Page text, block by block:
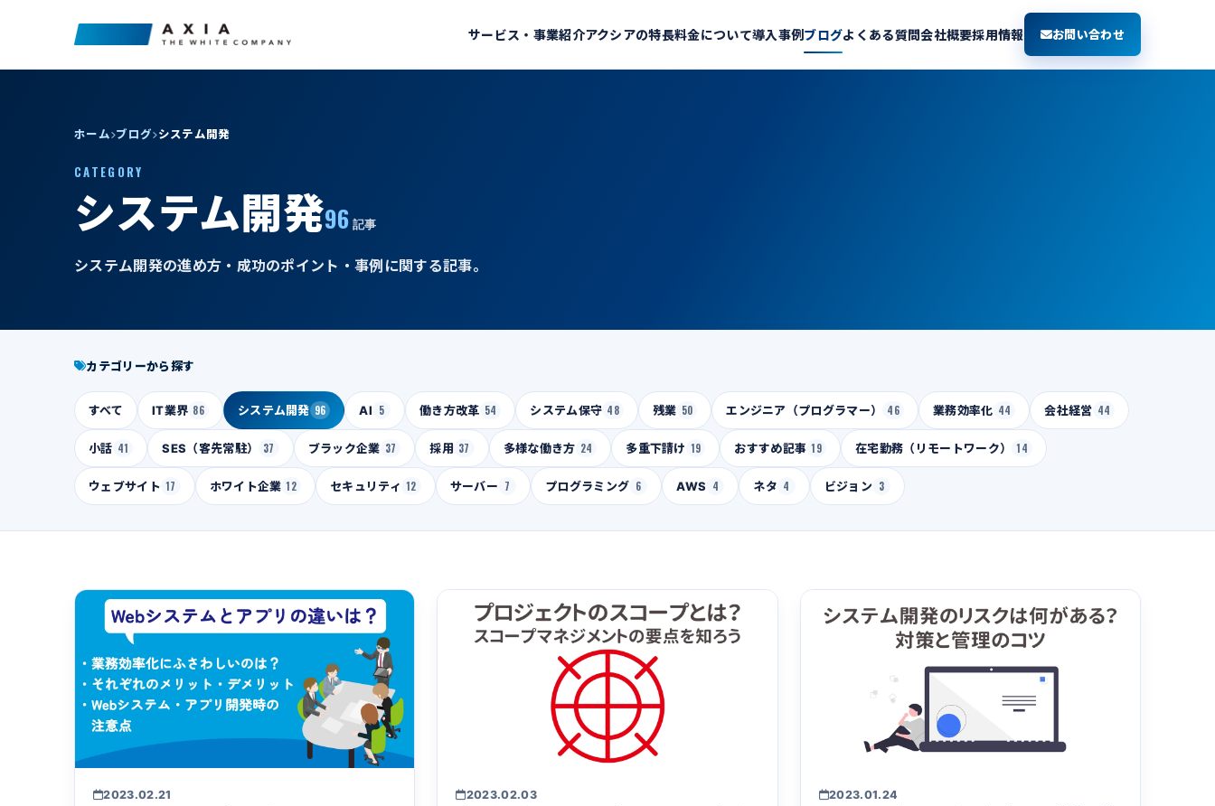
サービス・事業紹介アクシアの特長料金について導入事例 ブログよくある質問会社概要採用情報 お問い合わせ
ホーム ブログ システム開発
CATEGORY
システム開発96 記事
システム開発の進め方・成功のポイント・事例に関する記事。
カテゴリーから探す
すべて IT業界 86 システム開発 96 AI 5 働き方改革 54 システム保守 48 残業 50 エンジニア（プログラマー） 46 業務効率化 44 会社経営 44
小話 41 SES（客先常駐） 37 ブラック企業 37 採用 37 多様な働き方 24 多重下請け 19 おすすめ記事 19 在宅勤務（リモートワーク） 14
ウェブサイト 17 ホワイト企業 12 セキュリティ 12 サーバー 7 プログラミング 6 AWS 4 ネタ 4 ビジョン 3
2023.02.21 2023.02.03 2023.01.24